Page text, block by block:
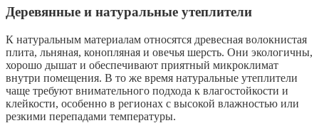
Деревянные и натуральные утеплители
К натуральным материалам относятся древесная волокнистая
плита, льняная, конопляная и овечья шерсть. Они экологичны,
хорошо дышат и обеспечивают приятный микроклимат
внутри помещения. В то же время натуральные утеплители
чаще требуют внимательного подхода к влагостойкости и
клейкости, особенно в регионах с высокой влажностью или
резкими перепадами температуры.